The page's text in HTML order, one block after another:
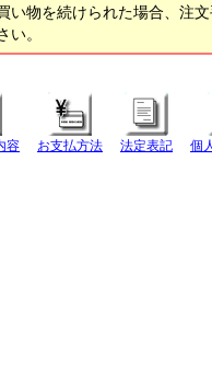
い物を続けられた場合、注
い。
容 お支払方法 法定表記 個